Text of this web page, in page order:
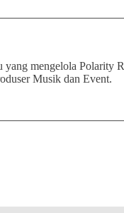
mengelola Polarity
Musik dan Event.